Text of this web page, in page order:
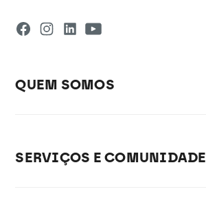
QUEM SOMOS
SERVIÇOS E COMUNIDADE